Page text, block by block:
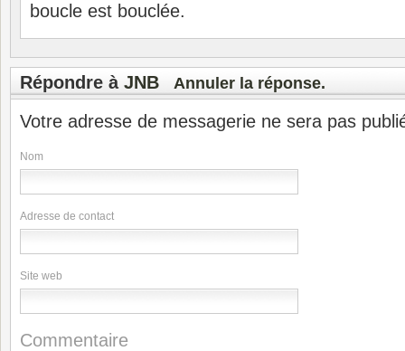
boucle est bouclée.
Répondre à JNB Annuler la réponse.
Votre adresse de messagerie ne sera pas
Nom
Adresse de contact
Site web
Commentaire